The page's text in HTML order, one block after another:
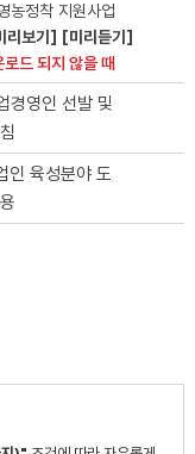
농정착 지원사업
리보기]
[미리듣기]
드 되지 않을 때
경영인 선발 및
인 육성분야 도